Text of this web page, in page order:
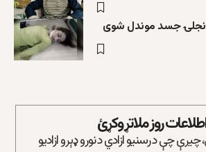
نجلۍ جسد موندل شوی
روز ملاتړ وکړئ
چې د رسنیو ازادي د نورو ډېرو ازادیو